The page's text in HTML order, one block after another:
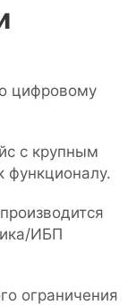
цифровому
с крупным
функционалу.
ИБП
ограничения